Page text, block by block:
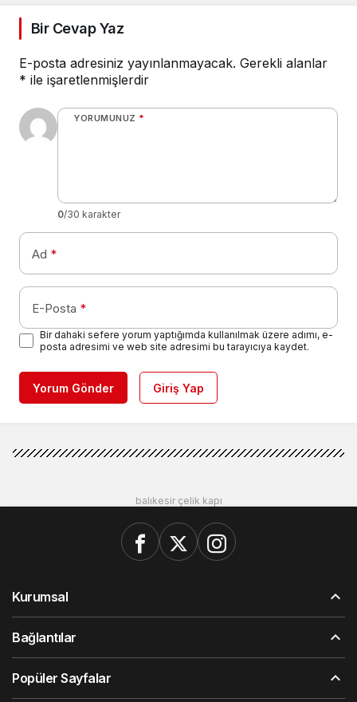
Bir Cevap Yaz
E-posta adresiniz yayınlanmayacak. Gerekli alanlar
* ile işaretlenmişlerdir
YORUMUNUZ *
0/30 karakter
Ad *
E-Posta *
Bir dahaki sefere yorum yaptığımda kullanılmak üzere adımı, e-
posta adresimi ve web site adresimi bu tarayıcıya kaydet.
Yorum Gönder Giriş Yap
balıkesir çelik kapı
Kurumsal
Bağlantılar
Popüler Sayfalar